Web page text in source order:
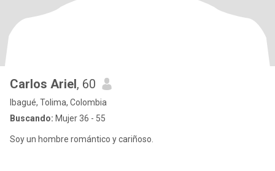
Carlos Ariel, 60
Ibagué, Tolima, Colombia
Buscando: Mujer 36 - 55
Soy un hombre romántico y cariñoso.